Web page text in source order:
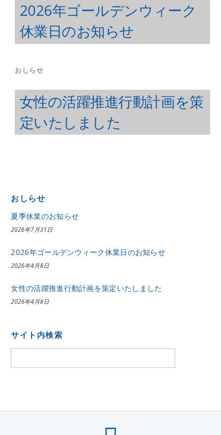
2026年ゴールデンウィーク
休業日のお知らせ
おしらせ
女性の活躍推進行動計画を策
定いたしました
おしらせ
夏季休業のお知らせ
2026年7月31日
2026年ゴールデンウィーク休業日のお知らせ
2026年4月8日
女性の活躍推進行動計画を策定いたしました
2026年4月8日
サイト内検索